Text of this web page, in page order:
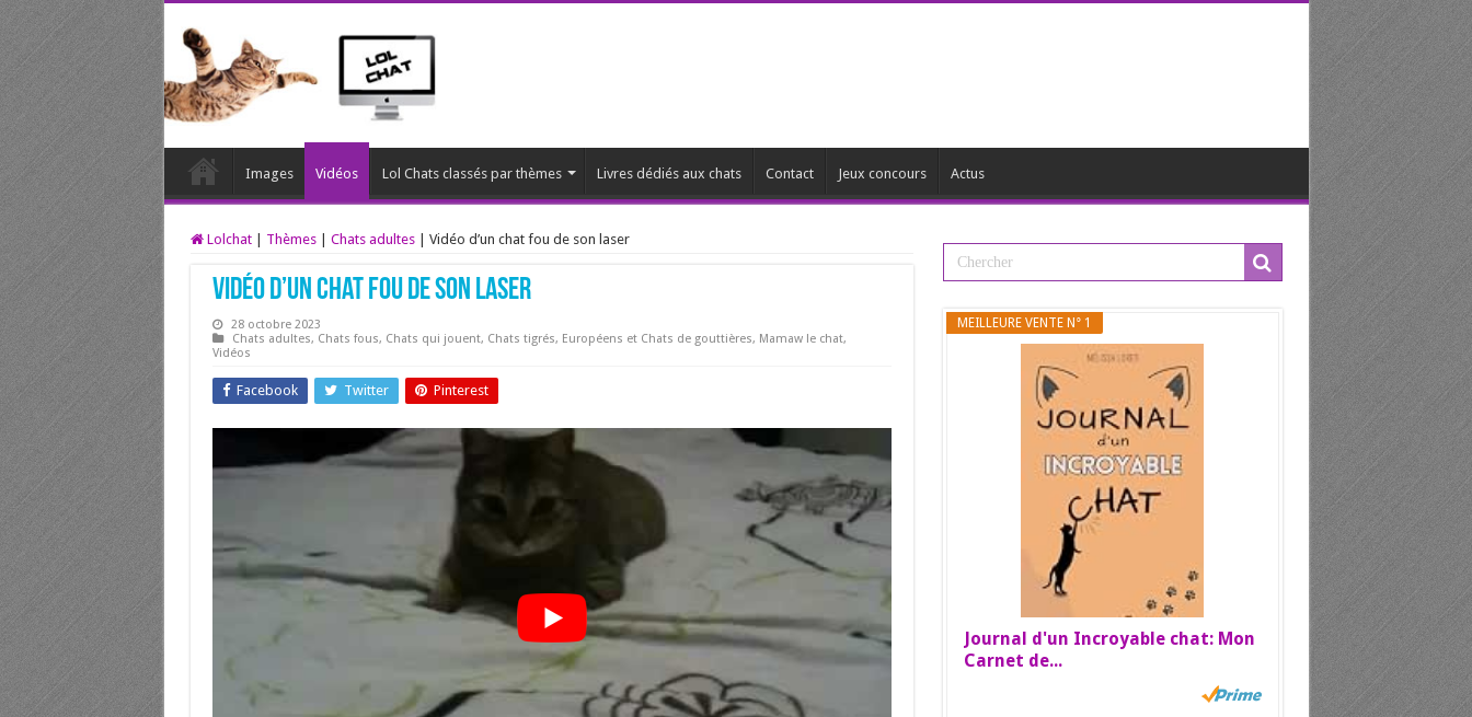
Images Vidéos Lol Chats classés par thèmes Livres dédiés aux chats Contact Jeux concours Actus
Lolchat | Thèmes | Chats adultes | Vidéo d’un chat fou de son laser
Vidéo d’un chat fou de son laser
28 octobre 2023
Chats adultes, Chats fous, Chats qui jouent, Chats tigrés, Européens et Chats de gouttières, Mamaw le chat,
Vidéos
Facebook Twitter Pinterest
MEILLEURE VENTE N° 1
Journal d'un Incroyable chat: Mon
Carnet de...